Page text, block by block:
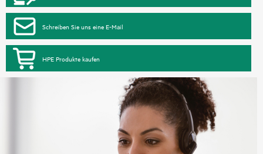
Schreiben Sie uns eine E-Mail
HPE Produkte kaufen